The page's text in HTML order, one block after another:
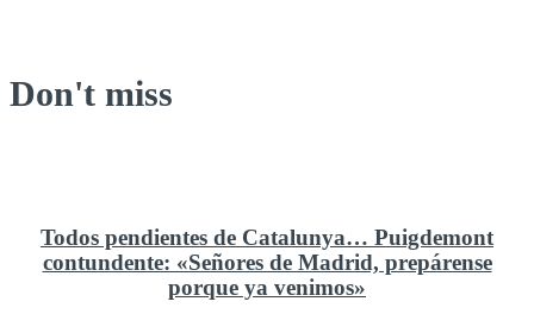
Don't miss
Todos pendientes de Catalunya… Puigdemont
contundente: «Señores de Madrid, prepárense
porque ya venimos»